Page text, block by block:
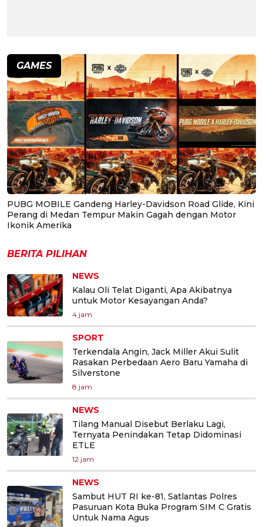
GAMES
PUBG MOBILE Gandeng Harley-Davidson Road Glide, Kini
Perang di Medan Tempur Makin Gagah dengan Motor
Ikonik Amerika
BERITA PILIHAN
NEWS
Kalau Oli Telat Diganti, Apa Akibatnya
untuk Motor Kesayangan Anda?
4 jam
SPORT
Terkendala Angin, Jack Miller Akui Sulit
Rasakan Perbedaan Aero Baru Yamaha di
Silverstone
8 jam
NEWS
Tilang Manual Disebut Berlaku Lagi,
Ternyata Penindakan Tetap Didominasi
ETLE
12 jam
NEWS
Sambut HUT RI ke-81, Satlantas Polres
Pasuruan Kota Buka Program SIM C Gratis
Untuk Nama Agus